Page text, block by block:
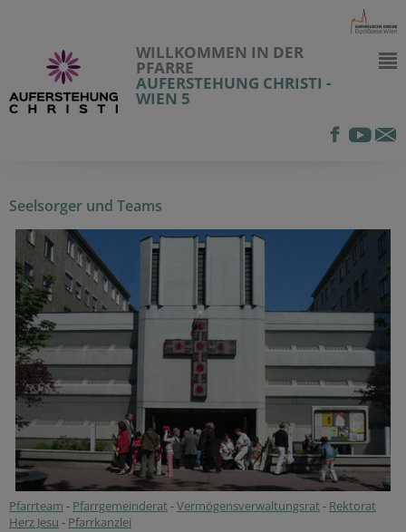
WILLKOMMEN IN DER
PFARRE
AUFERSTEHUNG CHRISTI -
WIEN 5
Seelsorger und Teams
Pfarrteam - Pfarrgemeinderat -Vermögensverwaltungsrat - Rektorat
Herz Jesu - Pfarrkanzlei